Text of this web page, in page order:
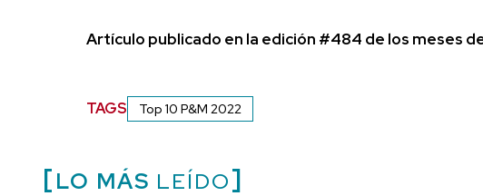
Artículo publicado en la edición #484 de los meses
TAGS Top 10 P&M 2022
LO MÁS LEÍDO